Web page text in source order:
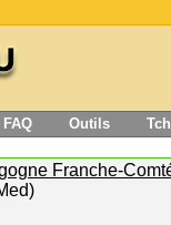
FAQ Outils
Franche-